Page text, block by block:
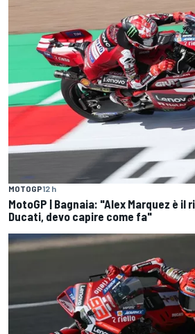
MOTOGP12 h
MotoGP | Bagnaia: "Alex Marquez è
Ducati, devo capire come fa"